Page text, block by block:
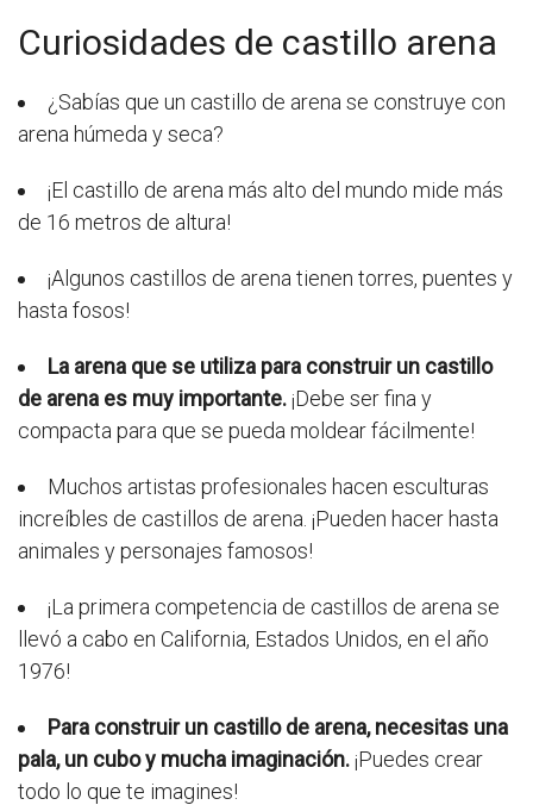
Curiosidades de castillo arena
¿Sabías que un castillo de arena se construye con
arena húmeda y seca?
¡El castillo de arena más alto del mundo mide más
de 16 metros de altura!
¡Algunos castillos de arena tienen torres, puentes y
hasta fosos!
La arena que se utiliza para construir un castillo
de arena es muy importante.¡Debe ser fina y
compacta para que se pueda moldear fácilmente!
Muchos artistas profesionales hacen esculturas
increíbles de castillos de arena. ¡Pueden hacer hasta
animales y personajes famosos!
¡La primera competencia de castillos de arena se
llevó a cabo en California, Estados Unidos, en el año
1976!
Para construir un castillo de arena, necesitas una
pala, un cubo y mucha imaginación.¡Puedes crear
todo lo que te imagines!